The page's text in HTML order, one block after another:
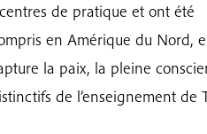
de pratique et ont été
en Amérique du Nord,
la paix, la pleine
de l’enseignement de